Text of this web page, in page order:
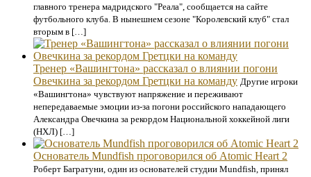
главного тренера мадридского "Реала", сообщается на сайте
футбольного клуба. В нынешнем сезоне "Королевский клуб" стал
вторым в […]
Тренер «Вашингтона» рассказал о влиянии погони
Овечкина за рекордом Гретцки на команду Другие игроки
«Вашингтона» чувствуют напряжение и переживают
непередаваемые эмоции из-за погони российского нападающего
Александра Овечкина за рекордом Национальной хоккейной лиги
(НХЛ) […]
Основатель Mundfish проговорился об Atomic Heart 2
Роберт Багратуни, один из основателей студии Mundfish, принял